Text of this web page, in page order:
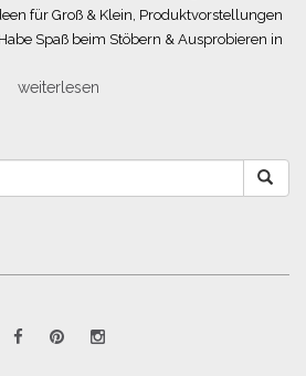
für Groß & Klein, Produktvorstellungen
Spaß beim Stöbern & Ausprobieren in
weiterlesen